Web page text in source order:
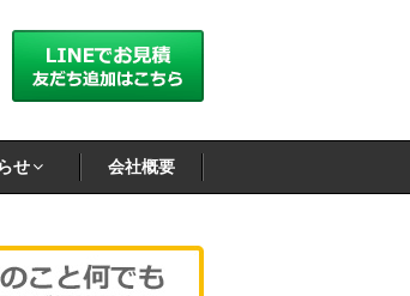
せ 会社概要